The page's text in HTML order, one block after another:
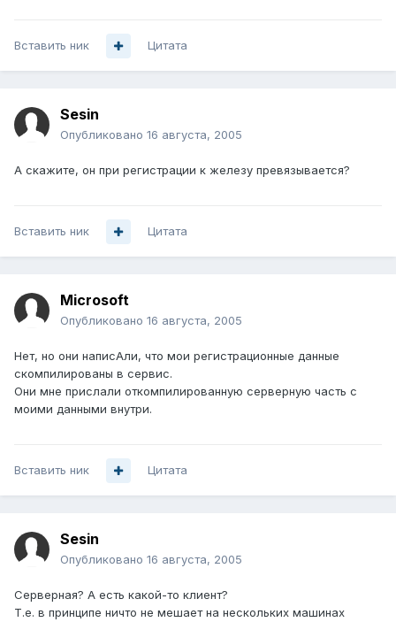
Вставить ник Цитата
Sesin
Опубликовано 16 августа, 2005
А скажите, он при регистрации к железу превязывается?
Вставить ник Цитата
Microsoft
Опубликовано 16 августа, 2005
Нет, но они написАли, что мои регистрационные данные
скомпилированы в сервис.
Они мне прислали откомпилированную серверную часть с
моими данными внутри.
Вставить ник Цитата
Sesin
Опубликовано 16 августа, 2005
Серверная? А есть какой-то клиент?
Т.е. в принципе ничто не мешает на нескольких машинах